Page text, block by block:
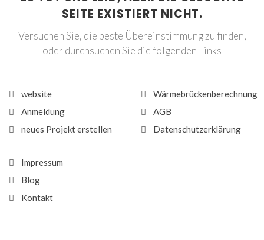
SEITE EXISTIERT NICHT.
Versuchen Sie, die beste Übereinstimmung zu finden,
oder durchsuchen Sie die folgenden Links
website
Anmeldung
neues Projekt erstellen
Wärmebrückenberechnung
AGB
Datenschutzerklärung
Impressum
Blog
Kontakt